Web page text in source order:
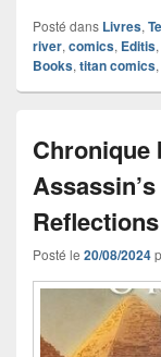
Posté dans Livres,
river, comics, Editis,
Books, titan comics,
Chronique
Reflections
Posté le 20/08/2024